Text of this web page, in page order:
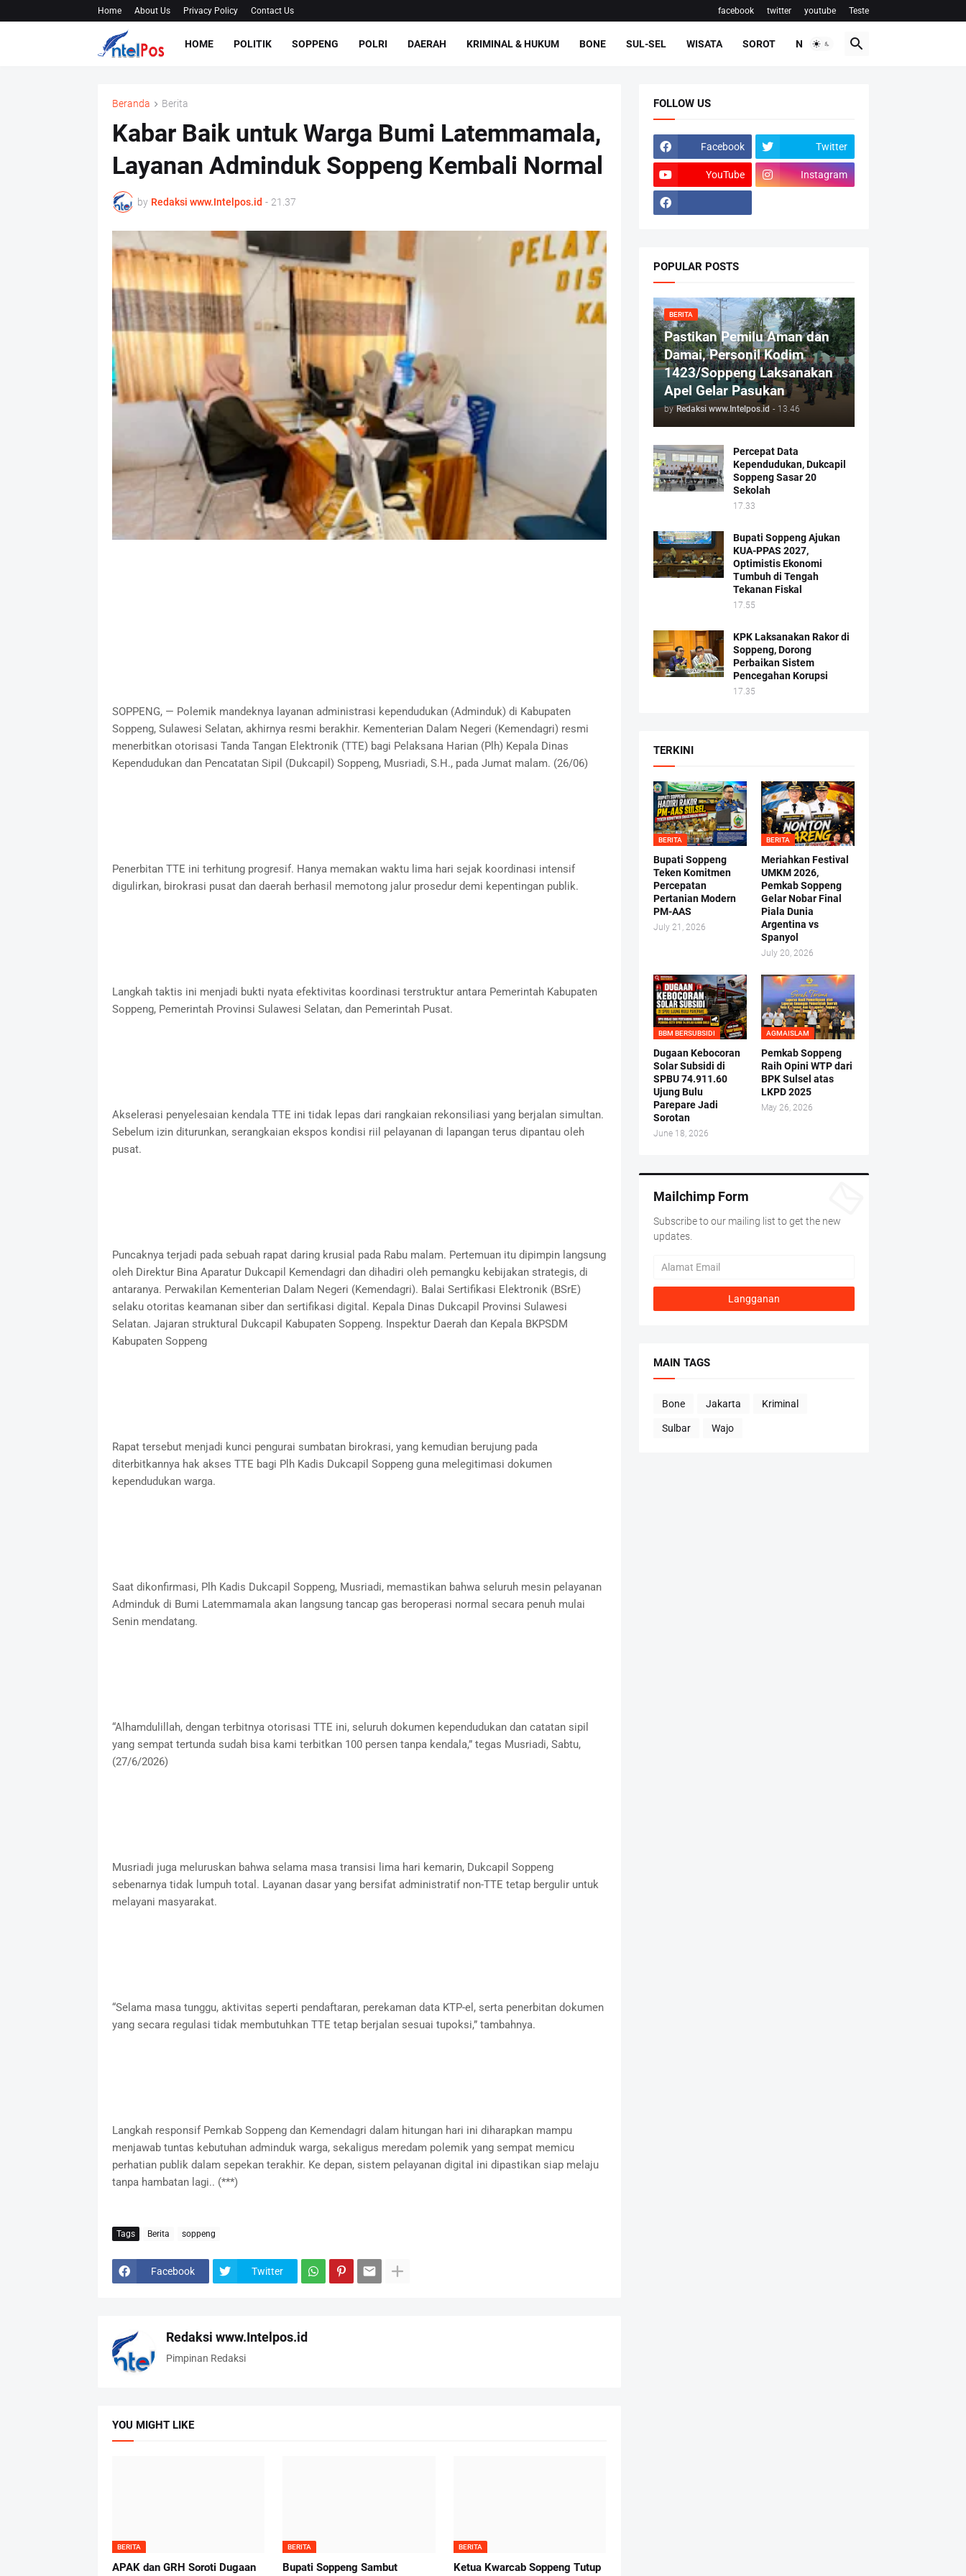
Home About Us Privacy Policy Contact Us facebook twitter youtube Teste
HOME POLITIK SOPPENG POLRI DAERAH KRIMINAL & HUKUM BONE SUL-SEL WISATA SOROT NASIONAL
Beranda Berita
Kabar Baik untuk Warga Bumi Latemmamala,
Layanan Adminduk Soppeng Kembali Normal
by Redaksi www.Intelpos.id - 21.37
SOPPENG, — Polemik mandeknya layanan administrasi kependudukan (Adminduk) di Kabupaten
Soppeng, Sulawesi Selatan, akhirnya resmi berakhir. Kementerian Dalam Negeri (Kemendagri) resmi
menerbitkan otorisasi Tanda Tangan Elektronik (TTE) bagi Pelaksana Harian (Plh) Kepala Dinas
Kependudukan dan Pencatatan Sipil (Dukcapil) Soppeng, Musriadi, S.H., pada Jumat malam. (26/06)
Penerbitan TTE ini terhitung progresif. Hanya memakan waktu lima hari sejak koordinasi intensif
digulirkan, birokrasi pusat dan daerah berhasil memotong jalur prosedur demi kepentingan publik.
Langkah taktis ini menjadi bukti nyata efektivitas koordinasi terstruktur antara Pemerintah Kabupaten
Soppeng, Pemerintah Provinsi Sulawesi Selatan, dan Pemerintah Pusat.
Akselerasi penyelesaian kendala TTE ini tidak lepas dari rangkaian rekonsiliasi yang berjalan simultan.
Sebelum izin diturunkan, serangkaian ekspos kondisi riil pelayanan di lapangan terus dipantau oleh
pusat.
Puncaknya terjadi pada sebuah rapat daring krusial pada Rabu malam. Pertemuan itu dipimpin langsung
oleh Direktur Bina Aparatur Dukcapil Kemendagri dan dihadiri oleh pemangku kebijakan strategis, di
antaranya. Perwakilan Kementerian Dalam Negeri (Kemendagri). Balai Sertifikasi Elektronik (BSrE)
selaku otoritas keamanan siber dan sertifikasi digital. Kepala Dinas Dukcapil Provinsi Sulawesi
Selatan. Jajaran struktural Dukcapil Kabupaten Soppeng. Inspektur Daerah dan Kepala BKPSDM
Kabupaten Soppeng
Rapat tersebut menjadi kunci pengurai sumbatan birokrasi, yang kemudian berujung pada
diterbitkannya hak akses TTE bagi Plh Kadis Dukcapil Soppeng guna melegitimasi dokumen
kependudukan warga.
Saat dikonfirmasi, Plh Kadis Dukcapil Soppeng, Musriadi, memastikan bahwa seluruh mesin pelayanan
Adminduk di Bumi Latemmamala akan langsung tancap gas beroperasi normal secara penuh mulai
Senin mendatang.
“Alhamdulillah, dengan terbitnya otorisasi TTE ini, seluruh dokumen kependudukan dan catatan sipil
yang sempat tertunda sudah bisa kami terbitkan 100 persen tanpa kendala,” tegas Musriadi, Sabtu,
(27/6/2026)
Musriadi juga meluruskan bahwa selama masa transisi lima hari kemarin, Dukcapil Soppeng
sebenarnya tidak lumpuh total. Layanan dasar yang bersifat administratif non-TTE tetap bergulir untuk
melayani masyarakat.
“Selama masa tunggu, aktivitas seperti pendaftaran, perekaman data KTP-el, serta penerbitan dokumen
yang secara regulasi tidak membutuhkan TTE tetap berjalan sesuai tupoksi,” tambahnya.
Langkah responsif Pemkab Soppeng dan Kemendagri dalam hitungan hari ini diharapkan mampu
menjawab tuntas kebutuhan adminduk warga, sekaligus meredam polemik yang sempat memicu
perhatian publik dalam sepekan terakhir. Ke depan, sistem pelayanan digital ini dipastikan siap melaju
tanpa hambatan lagi.. (***)
Tags Berita soppeng
Facebook Twitter
Redaksi www.Intelpos.id
Pimpinan Redaksi
YOU MIGHT LIKE
BERITA
APAK dan GRH Soroti Dugaan
BERITA
Bupati Soppeng Sambut
BERITA
Ketua Kwarcab Soppeng Tutup
FOLLOW US
Facebook Twitter
YouTube Instagram
POPULAR POSTS
BERITA
Pastikan Pemilu Aman dan
Damai, Personil Kodim
1423/Soppeng Laksanakan
Apel Gelar Pasukan
by Redaksi www.Intelpos.id - 13.46
Percepat Data
Kependudukan, Dukcapil
Soppeng Sasar 20
Sekolah
17.33
Bupati Soppeng Ajukan
KUA-PPAS 2027,
Optimistis Ekonomi
Tumbuh di Tengah
Tekanan Fiskal
17.55
KPK Laksanakan Rakor di
Soppeng, Dorong
Perbaikan Sistem
Pencegahan Korupsi
17.35
TERKINI
BERITA
Bupati Soppeng
Teken Komitmen
Percepatan
Pertanian Modern
PM-AAS
July 21, 2026
BERITA
Meriahkan Festival
UMKM 2026,
Pemkab Soppeng
Gelar Nobar Final
Piala Dunia
Argentina vs
Spanyol
July 20, 2026
BBM BERSUBSIDI
Dugaan Kebocoran
Solar Subsidi di
SPBU 74.911.60
Ujung Bulu
Parepare Jadi
Sorotan
June 18, 2026
AGMAISLAM
Pemkab Soppeng
Raih Opini WTP dari
BPK Sulsel atas
LKPD 2025
May 26, 2026
Mailchimp Form
Subscribe to our mailing list to get the new
updates.
MAIN TAGS
Bone Jakarta Kriminal
Sulbar Wajo